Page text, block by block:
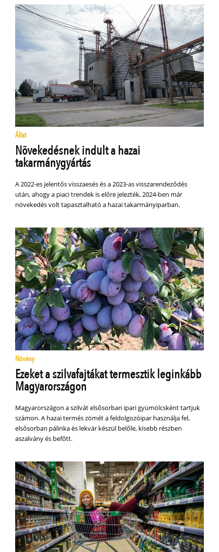
Állat
Növekedésnek indult a hazai
takarmánygyártás
A 2022-es jelentős visszaesés és a 2023-as visszarendeződés
után, ahogy a piaci trendek is előre jelezték, 2024-ben már
növekedés volt tapasztalható a hazai takarmányiparban.
Növény
Ezeket a szilvafajtákat termesztik leginkább
Magyarországon
Magyarországon a szilvát elsősorban ipari gyümölcsként tartjuk
számon. A hazai termés zömét a feldolgozóipar használja fel,
elsősorban pálinka és lekvár készül belőle, kisebb részben
aszalvány és befőtt.